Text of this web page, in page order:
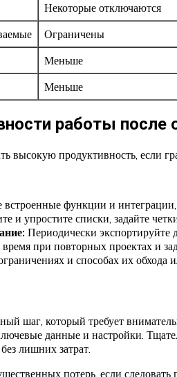
Некоторые отключаются
Ограничены
Меньше
Меньше
работы после
продуктивность, если
встроенные функции и
и упростите списки, задайте
Периодически
при повторных проектах и
и способах их обхода
который требует
данные и настройки.
лишних затрат.
потерь, если